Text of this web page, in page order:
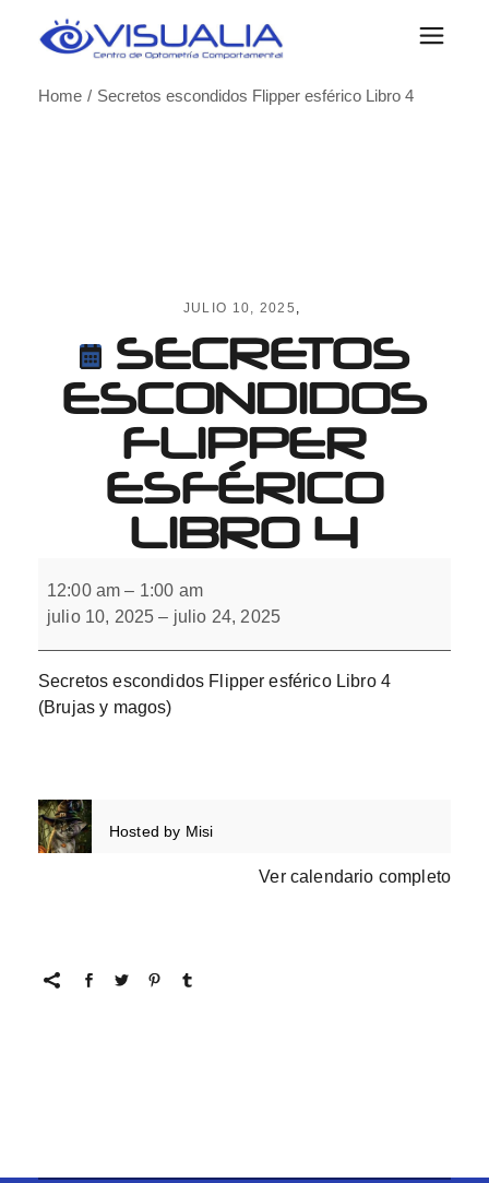
Home
Secretos escondidos Flipper esférico Libro 4
JULIO 10, 2025
SECRETOS
ESCONDIDOS
FLIPPER
ESFÉRICO
LIBRO 4
escondidos
Flipper
esférico
4
12:00 am – 1:00 am
julio 10, 2025 – julio 24, 2025
Secretos escondidos Flipper esférico Libro 4
(Brujas y magos)
Hosted by Misi
Ver calendario completo